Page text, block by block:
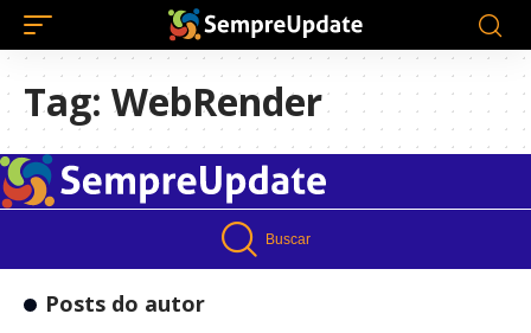
Tag: WebRender
Buscar
Posts do autor